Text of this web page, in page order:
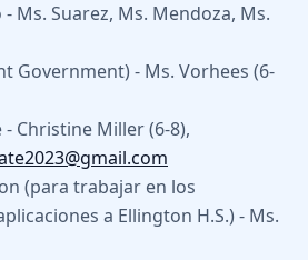
Ms. Suarez, Ms. Mendoza, Ms.
Government) - Ms. Vorhees (6-
Christine Miller (6-8),
(para trabajar en los
a Ellington H.S.) - Ms.